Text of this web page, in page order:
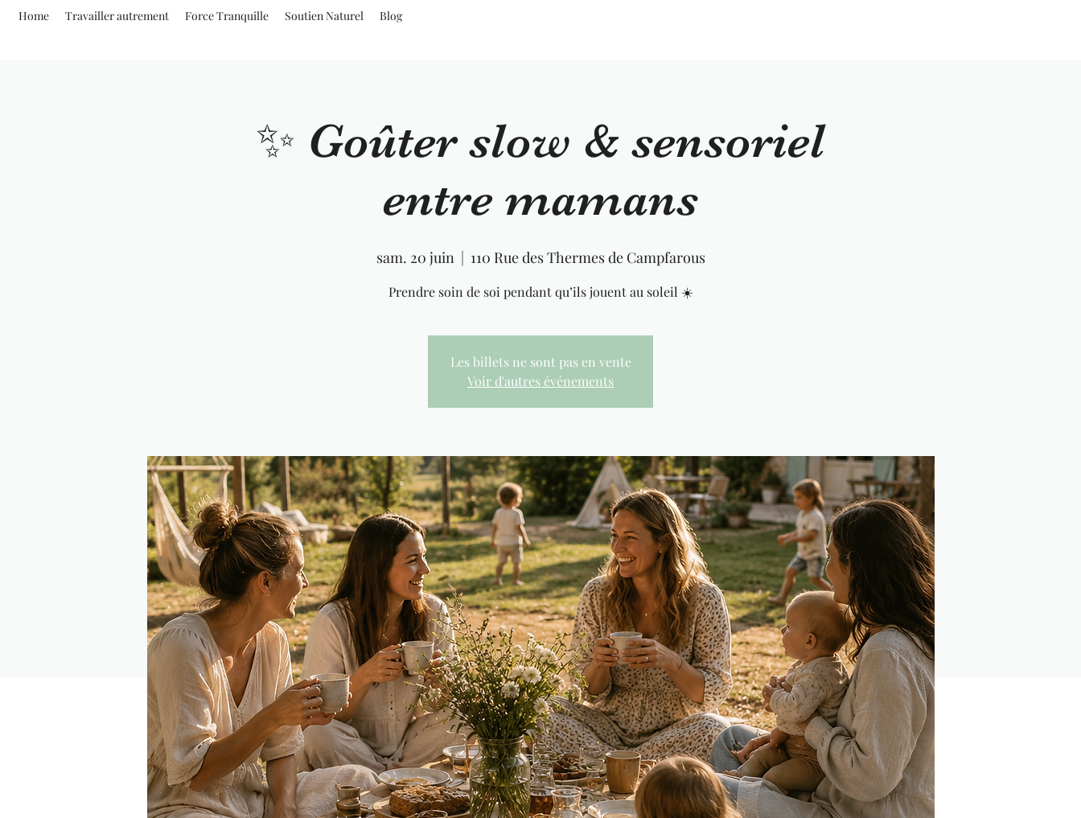
Home Travailler autrement Force Tranquille Soutien Naturel Blog
✨ Goûter slow & sensoriel
entre mamans
sam. 20 juin
  |
110 Rue des Thermes de Campfarous
Prendre soin de soi pendant qu’ils jouent au soleil ☀️
Les billets ne sont pas en vente
Voir d'autres événements